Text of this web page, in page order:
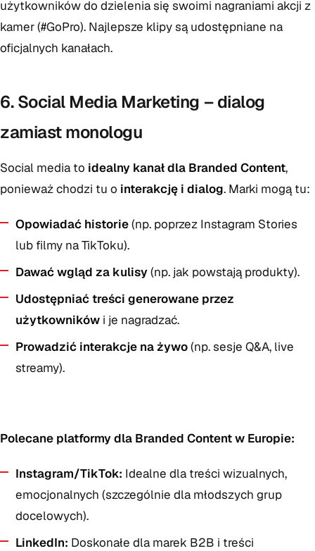
użytkowników do dzielenia się swoimi nagraniami akcji z
kamer (#GoPro). Najlepsze klipy są udostępniane na
oficjalnych kanałach.
6. Social Media Marketing – dialog
zamiast monologu
Social media to idealny kanał dla Branded Content,
ponieważ chodzi tu o interakcję i dialog. Marki mogą tu:
Opowiadać historie(np. poprzez Instagram Stories
lub filmy na TikToku).
Dawać wgląd za kulisy(np. jak powstają produkty).
Udostępniać treści generowane przez
użytkowników i je nagradzać.
Prowadzić interakcje na żywo(np. sesje Q&A, live
streamy).
Polecane platformy dla Branded Content w Europie:
Instagram/TikTok: Idealne dla treści wizualnych,
emocjonalnych (szczególnie dla młodszych grup
docelowych).
LinkedIn: Doskonałe dla marek B2B i treści